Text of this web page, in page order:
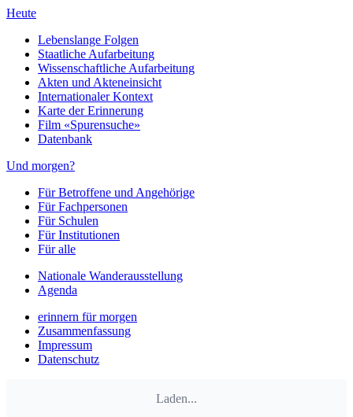
Heute
Lebenslange Folgen
Staatliche Aufarbeitung
Wissenschaftliche Aufarbeitung
Akten und Akteneinsicht
Internationaler Kontext
Karte der Erinnerung
Film «Spurensuche»
Datenbank
Und morgen?
Für Betroffene und Angehörige
Für Fachpersonen
Für Schulen
Für Institutionen
Für alle
Nationale Wanderausstellung
Agenda
erinnern für morgen
Zusammenfassung
Impressum
Datenschutz
Laden...